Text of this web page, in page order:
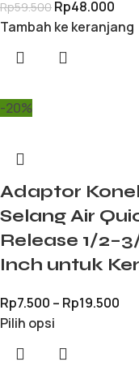
Rp59.500 Rp48.000
Tambah ke keranjang
-20%
Adaptor
Selang Air
Release 1/
Inch untuk
Rp7.500 – Rp19.500
Pilih opsi